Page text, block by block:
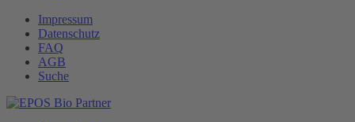
Impressum
Datenschutz
FAQ
AGB
Suche